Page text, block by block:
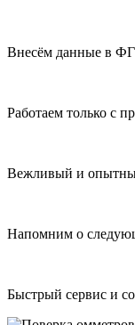
Внесём данные в
Работаем только с
Вежливый и
Напомним о
Быстрый сервис и